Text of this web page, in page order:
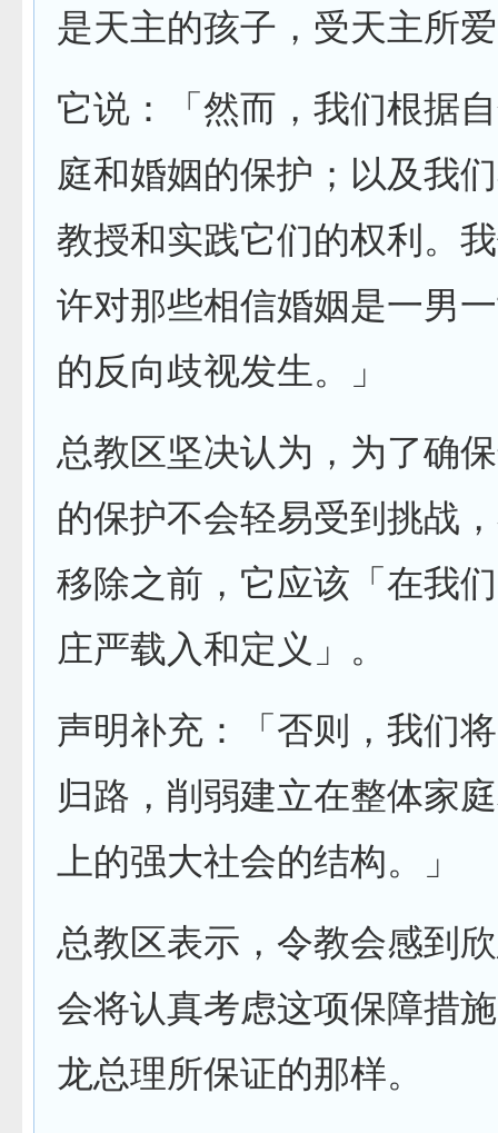
是天主的孩子，受天主所
它说：「然而，我们根据
庭和婚姻的保护；以及我
教授和实践它们的权利。
许对那些相信婚姻是一男
的反向歧视发生。」
总教区坚决认为，为了确
的保护不会轻易受到挑战
移除之前，它应该「在我
庄严载入和定义」。
声明补充：「否则，我们
归路，削弱建立在整体家
上的强大社会的结构。」
总教区表示，令教会感到
会将认真考虑这项保障措
龙总理所保证的那样。